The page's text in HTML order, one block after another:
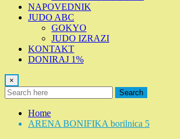
NAPOVEDNIK
JUDO ABC
GOKYO
JUDO IZRAZI
KONTAKT
DONIRAJ 1%
×
Search
Home
ARENA BONIFIKA borilnica 5